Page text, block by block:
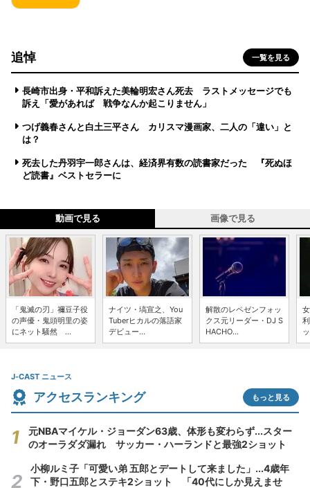
追悼 一覧を見る
長崎市出身・平和訴えた美輪明宏さん死去 ラストメッセージでも
訴え「愛があれば 戦争なんか起こりません」
つげ義春さんと白土三平さん カリスマ漫画家、二人の「違い」と
は？
死去した丹羽宇一郎さんは、経済界有数の読書家だった 『死ぬほ
ど読書』ベストセラーに
動画で見る 画像で見る
「鬼滅の刃」禰豆子役
の声優・鬼頭明里の姿
にネット騒然 ...
ナイツ・塙宣之、You
Tuberヒカルの落語家
デビュー...
解散のレペゼンフォッ
クス元リーダー・DJ S
HACHO...
J-CAST ニュース
アクセスランキング もっと見る
元NBAマイケル・ジョーダン63歳、体形も変わらず...スター
のオーラダダ漏れ サッカー・ハーランドと最強2ショット
小柳ルミ子「可愛い弟 五郎とデートして来ました」...4歳年
下・野口五郎とステキ2ショット 「40代にしか見えませ